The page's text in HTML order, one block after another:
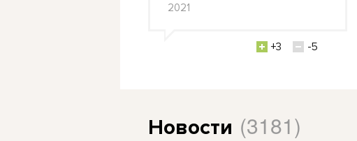
2021
+3 -5
Новости (3181)